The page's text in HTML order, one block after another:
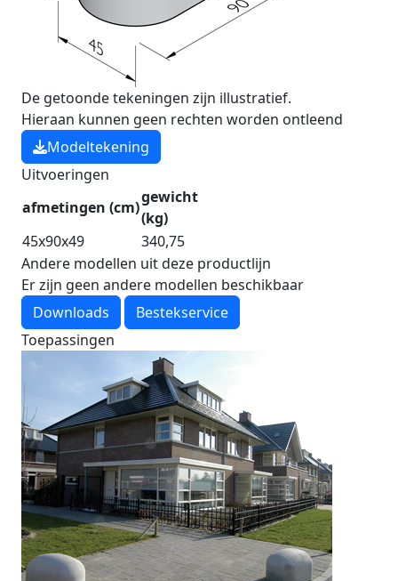
De getoonde tekeningen zijn illustratief.
Hieraan kunnen geen rechten worden ontleend
Modeltekening
Uitvoeringen
afmetingen (cm)
gewicht
(kg)
45x90x49
340,75
Andere modellen uit deze productlijn
Er zijn geen andere modellen beschikbaar
Downloads
Bestekservice
Toepassingen